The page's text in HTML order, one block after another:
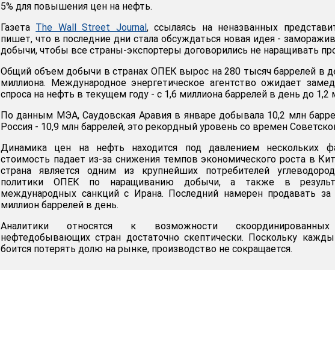
5% для повышения цен на нефть.
Газета The Wall Street Journal, ссылаясь на неназванных
пишет, что в последние дни стала обсуждаться новая идея -
добычи, чтобы все страны-экспортеры договорились не наращивать
Общий объем добычи в странах ОПЕК вырос на 280 тысяч баррелей в
миллиона. Международное энергетическое агентство ожидает
спроса на нефть в текущем году - с 1,6 миллиона баррелей в день до 1,2
По данным МЭА, Саудовская Аравия в январе добывала 10,2 млн
Россия - 10,9 млн баррелей, это рекордный уровень со времен
Динамика цен на нефть находится под давлением нескольких
стоимость падает из-за снижения темпов экономического роста в
страна является одним из крупнейших потребителей
политики ОПЕК по наращиванию добычи, а также в
международных санкций с Ирана. Последний намерен продавать
миллион баррелей в день.
Аналитики относятся к возможности
нефтедобывающих стран достаточно скептически. Поскольку
боится потерять долю на рынке, производство не сокращается.